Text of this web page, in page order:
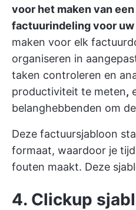
voor het maken van
factuurindeling voor uw
maken voor elk
organiseren in
taken controleren en
productiviteit te meten,
belanghebbenden om
Deze factuursjabloon
formaat, waardoor je
fouten maakt. Deze
4. Clickup